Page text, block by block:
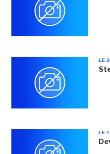
LE
LE